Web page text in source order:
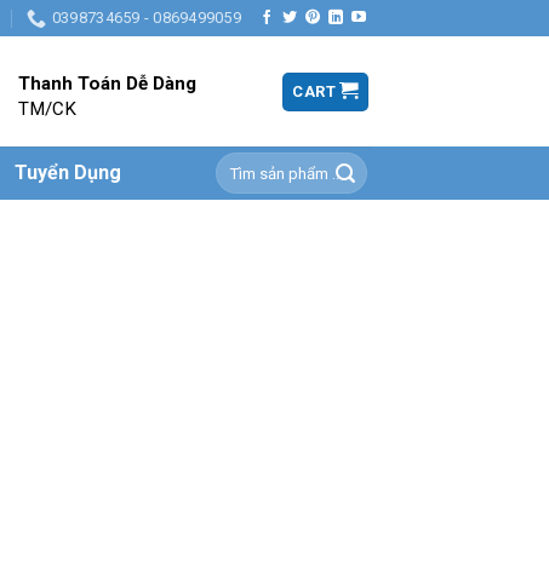
0398734659 - 0869499059
Thanh Toán Dễ Dàng
TM/CK
CART
Tuyển Dụng
Search
for: